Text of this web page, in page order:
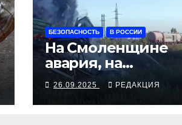
БЕЗОПАСНОСТЬ В РОССИИ
На Смоленщине
авария, на
Псковщине
взрыв
26.09.2025 РЕДАКЦИЯ